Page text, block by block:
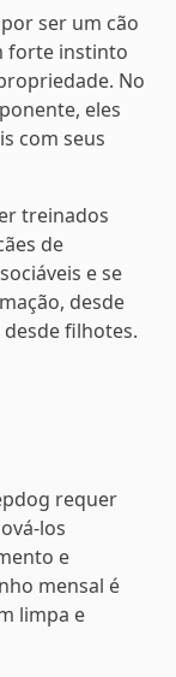
ser um cão
forte instinto
No
eles
com seus
treinados
de
e se
desde
filhotes.
requer
los
e
mensal é
limpa e